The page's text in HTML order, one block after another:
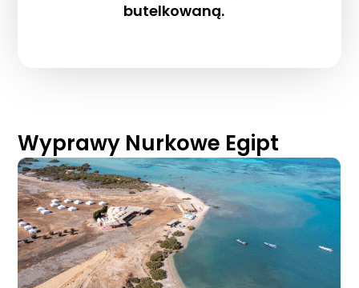
butelkowaną.
Wyprawy Nurkowe Egipt